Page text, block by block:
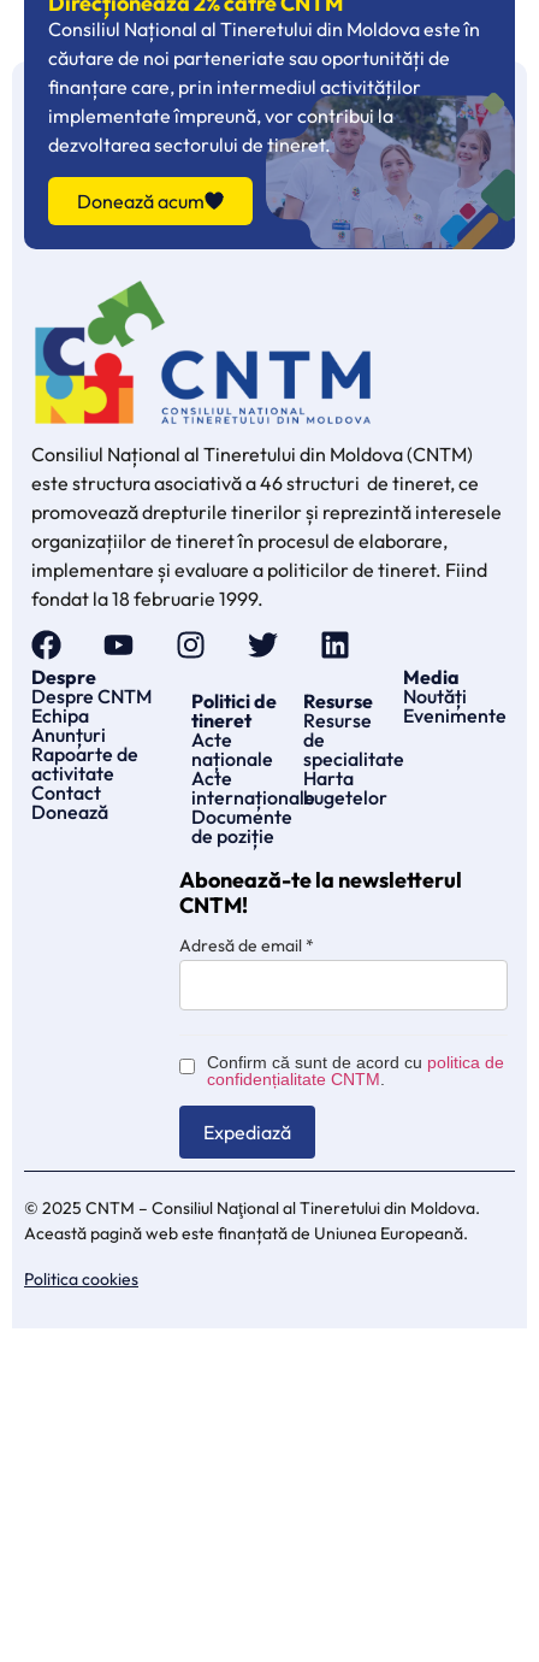
Consiliul Național al Tineretului din Moldova este în
căutare de noi parteneriate sau oportunități de
finanțare care, prin intermediul activităților
implementate împreună, vor contribui la
dezvoltarea sectorului de tineret.
Donează acum
Consiliul Național al Tineretului din Moldova (CNTM)
este structura asociativă a 46 structuri de tineret, ce
promovează drepturile tinerilor și reprezintă interesele
organizațiilor de tineret în procesul de elaborare,
implementare și evaluare a politicilor de tineret. Fiind
fondat la 18 februarie 1999.
Despre
Despre CNTM
Echipa
Anunțuri
Rapoarte de
activitate
Contact
Donează
Politici de
tineret
Acte
naționale
Acte
internaționale
Documente
de poziție
Resurse
Resurse
de
specialitate
Harta
bugetelor
Media
Noutăți
Evenimente
Abonează-te la newsletterul
CNTM!
Adresă de email*
Confirm că sunt de acord cu politica de
confidențialitate CNTM
© 2025 CNTM – Consiliul Naţional al Tineretului din Moldova.
Această pagină web este finanțată de Uniunea Europeană.
Politica cookies